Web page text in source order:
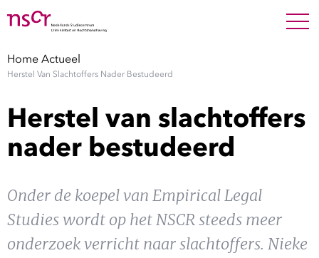
Medewerkers Show
Publicaties
Show
Home Actueel
Herstel Van Slachtoffers Nader Bestudeerd
Herstel van slachtoffers
nader bestudeerd
Onder de koepel van Empirical Legal
Studies wordt op het NSCR steeds meer
onderzoek verricht naar slachtoffers. Nieke